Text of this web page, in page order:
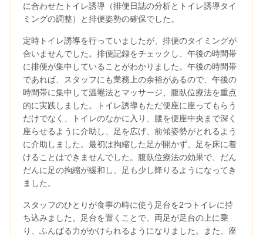
に合わせたトイレ誘導（排便日誌の分析とトイレ誘導タイ
ミングの調整）と排便姿勢の確保でした。
定時トイレ誘導を行っていましたが、排便のタイミングが
合いませんでした。排便記録をチェックし、午後の時間帯
に排便が集中していることがわかりました。午後の時間帯
であれば、スタッフにも業務上の余裕があるので、午後の
時間帯に集中して温罨法とマッサージ、腹臥位療法を重点
的に実践しました。トイレ誘導もただ便座に座ってもらう
だけでなく、トイレのなかに入り、腰を便座中央まで深く
座らせるように介助し、足を広げ、前傾姿勢がとれるよう
に介助しました。最初は拘縮した足が開かず、足を床に着
けることはできませんでした。腹臥位療法の効果で、だん
だんに足の拘縮が緩和し、足も少し降りるようになってき
ました。
スタッフのひとりが食事の時に使う足台を2つトイレに持
ち込みました。足台を置くことで、両足が足台の上に乗
り、ふんばる力がかけられるようになりました。また、座